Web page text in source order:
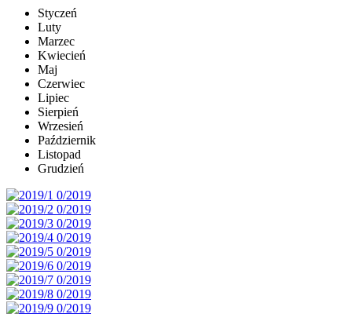
Styczeń
Luty
Marzec
Kwiecień
Maj
Czerwiec
Lipiec
Sierpień
Wrzesień
Październik
Listopad
Grudzień